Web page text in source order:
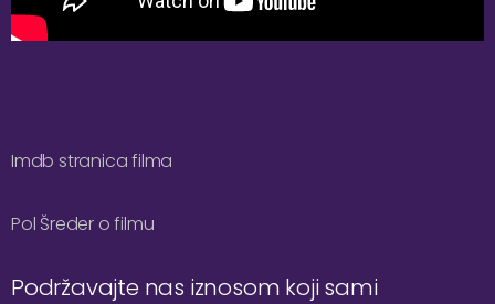
Imdb stranica filma
Pol Šreder o filmu
Podržavajte nas iznosom koji sami